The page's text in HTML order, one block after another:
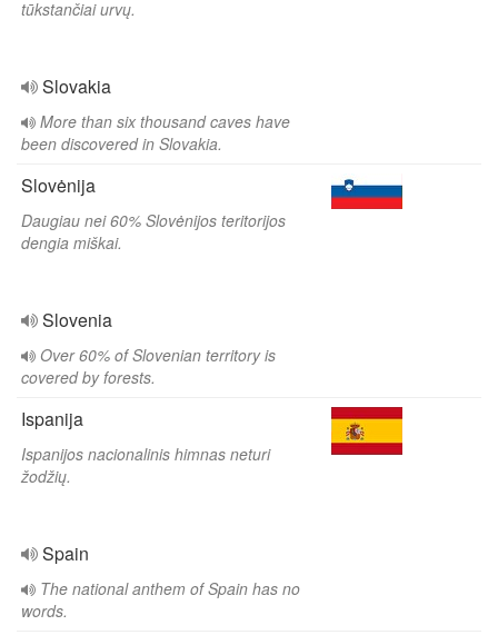
tūkstančiai urvų.
Slovakia
More than six thousand caves have
been discovered in Slovakia.
Slovėnija
Daugiau nei 60% Slovėnijos teritorijos
dengia miškai.
Slovenia
Over 60% of Slovenian territory is
covered by forests.
Ispanija
Ispanijos nacionalinis himnas neturi
žodžių.
Spain
The national anthem of Spain has no
words.